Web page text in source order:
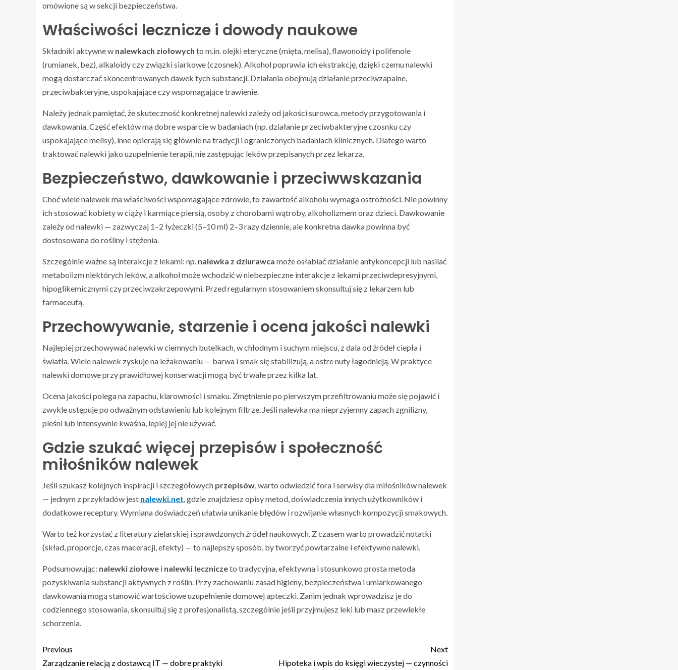
omówione są w sekcji bezpieczeństwa.
Właściwości lecznicze i dowody naukowe
Składniki aktywne w nalewkach ziołowych to m.in. olejki eteryczne (mięta, melisa), flawonoidy i polifenole
(rumianek, bez), alkaloidy czy związki siarkowe (czosnek). Alkohol poprawia ich ekstrakcję, dzięki czemu nalewki
mogą dostarczać skoncentrowanych dawek tych substancji. Działania obejmują działanie przeciwzapalne,
przeciwbakteryjne, uspokajające czy wspomagające trawienie.
Należy jednak pamiętać, że skuteczność konkretnej nalewki zależy od jakości surowca, metody przygotowania i
dawkowania. Część efektów ma dobre wsparcie w badaniach (np. działanie przeciwbakteryjne czosnku czy
uspokajające melisy), inne opierają się głównie na tradycji i ograniczonych badaniach klinicznych. Dlatego warto
traktować nalewki jako uzupełnienie terapii, nie zastępując leków przepisanych przez lekarza.
Bezpieczeństwo, dawkowanie i przeciwwskazania
Choć wiele nalewek ma właściwości wspomagające zdrowie, to zawartość alkoholu wymaga ostrożności. Nie powinny
ich stosować kobiety w ciąży i karmiące piersią, osoby z chorobami wątroby, alkoholizmem oraz dzieci. Dawkowanie
zależy od nalewki — zazwyczaj 1–2 łyżeczki (5–10 ml) 2–3 razy dziennie, ale konkretna dawka powinna być
dostosowana do rośliny i stężenia.
Szczególnie ważne są interakcje z lekami: np. nalewka z dziurawca może osłabiać działanie antykoncepcji lub nasilać
metabolizm niektórych leków, a alkohol może wchodzić w niebezpieczne interakcje z lekami przeciwdepresyjnymi,
hipoglikemicznymi czy przeciwzakrzepowymi. Przed regularnym stosowaniem skonsultuj się z lekarzem lub
farmaceutą.
Przechowywanie, starzenie i ocena jakości nalewki
Najlepiej przechowywać nalewki w ciemnych butelkach, w chłodnym i suchym miejscu, z dala od źródeł ciepła i
światła. Wiele nalewek zyskuje na leżakowaniu — barwa i smak się stabilizują, a ostre nuty łagodnieją. W praktyce
nalewki domowe przy prawidłowej konserwacji mogą być trwałe przez kilka lat.
Ocena jakości polega na zapachu, klarowności i smaku. Zmętnienie po pierwszym przefiltrowaniu może się pojawić i
zwykle ustępuje po odważnym odstawieniu lub kolejnym filtrze. Jeśli nalewka ma nieprzyjemny zapach zgnilizny,
pleśni lub intensywnie kwaśna, lepiej jej nie używać.
Gdzie szukać więcej przepisów i społeczność
miłośników nalewek
Jeśli szukasz kolejnych inspiracji i szczegółowych przepisów, warto odwiedzić fora i serwisy dla miłośników nalewek
— jednym z przykładów jest nalewki.net, gdzie znajdziesz opisy metod, doświadczenia innych użytkowników i
dodatkowe receptury. Wymiana doświadczeń ułatwia unikanie błędów i rozwijanie własnych kompozycji smakowych.
Warto też korzystać z literatury zielarskiej i sprawdzonych źródeł naukowych. Z czasem warto prowadzić notatki
(skład, proporcje, czas maceracji, efekty) — to najlepszy sposób, by tworzyć powtarzalne i efektywne nalewki.
Podsumowując: nalewki ziołowe i nalewki leczniczeto tradycyjna, efektywna i stosunkowo prosta metoda
pozyskiwania substancji aktywnych z roślin. Przy zachowaniu zasad higieny, bezpieczeństwa i umiarkowanego
dawkowania mogą stanowić wartościowe uzupełnienie domowej apteczki. Zanim jednak wprowadzisz je do
codziennego stosowania, skonsultuj się z profesjonalistą, szczególnie jeśli przyjmujesz leki lub masz przewlekłe
schorzenia.
Previous
Zarządzanie relacją z dostawcą IT — dobre praktyki
Next
Hipoteka i wpis do księgi wieczystej — czynności